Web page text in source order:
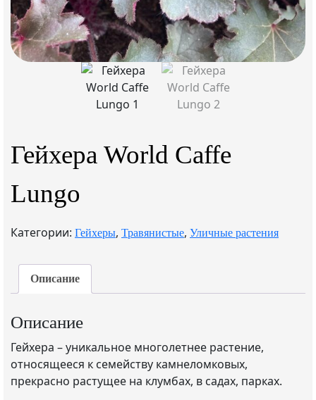
Гейхера World Caffe
Lungo
Категории: Гейхеры, Травянистые, Уличные растения
Описание
Описание
Гейхера – уникальное многолетнее растение,
относящееся к семейству камнеломковых,
прекрасно растущее на клумбах, в садах, парках.